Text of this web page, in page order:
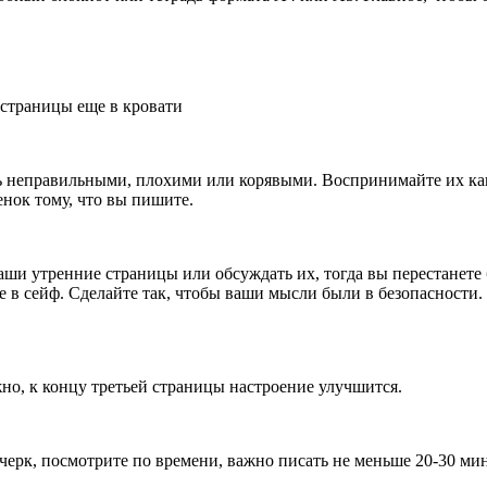
еще в кровати
плохими или корявыми. Воспринимайте их
тому, что вы пишите.
утренние страницы или обсуждать их, тогда вы
в сейф. Сделайте так, чтобы ваши мысли были в
к концу третьей страницы настроение улучшится.
посмотрите по времени, важно писать не меньше 20-30